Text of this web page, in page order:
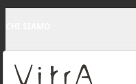
PRODOTTI